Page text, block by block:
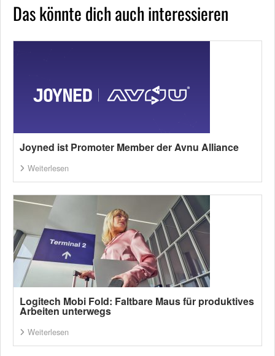
Das könnte dich auch interessieren
Joyned ist Promoter Member der Avnu Alliance
Weiterlesen
Logitech Mobi Fold: Faltbare Maus für produktives
Arbeiten unterwegs
Weiterlesen